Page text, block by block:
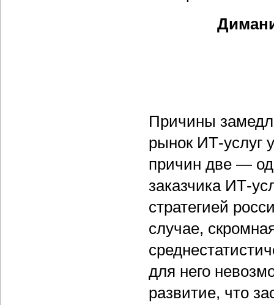
Причины
рынок ИТ-услуг
причин две —
заказчика ИТ-
стратегией
случае,
для него
развитие, что